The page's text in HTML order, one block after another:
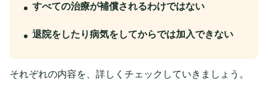
すべての治療が補償されるわけではない
退院をしたり病気をしてからでは加入できない
それぞれの内容を、詳しくチェックしていきましょう。